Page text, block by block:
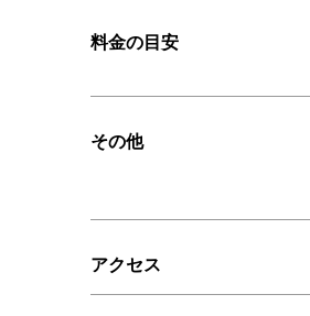
料金の目安
その他
アクセス